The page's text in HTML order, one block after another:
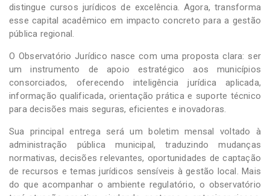
distingue cursos jurídicos de excelência. Agora, transforma
esse capital acadêmico em impacto concreto para a gestão
pública regional.
O Observatório Jurídico nasce com uma proposta clara: ser
um instrumento de apoio estratégico aos municípios
consorciados, oferecendo inteligência jurídica aplicada,
informação qualificada, orientação prática e suporte técnico
para decisões mais seguras, eficientes e inovadoras.
Sua principal entrega será um boletim mensal voltado à
administração pública municipal, traduzindo mudanças
normativas, decisões relevantes, oportunidades de captação
de recursos e temas jurídicos sensíveis à gestão local. Mais
do que acompanhar o ambiente regulatório, o observatório